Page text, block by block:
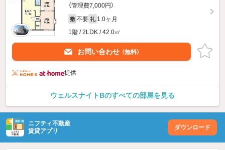
（管理費7,000円）
敷 不要 礼 1.0ヶ月
1階 / 2LDK / 42.0㎡
お問い合わせ （無料）
提供
ウェルスナイトBのすべての部屋を見る
ニフティ不動産
賃貸アプリ
ダウンロード